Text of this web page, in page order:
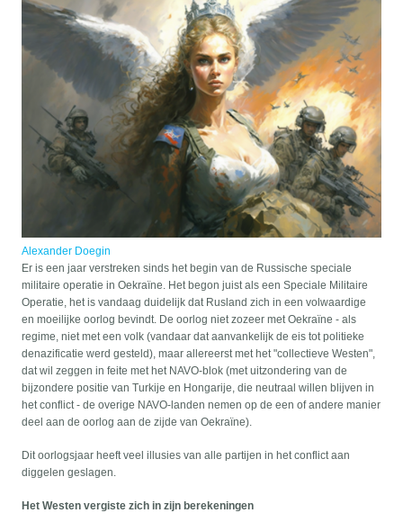
Alexander Doegin
Er is een jaar verstreken sinds het begin van de Russische speciale
militaire operatie in Oekraïne. Het begon juist als een Speciale Militaire
Operatie, het is vandaag duidelijk dat Rusland zich in een volwaardige
en moeilijke oorlog bevindt. De oorlog niet zozeer met Oekraïne - als
regime, niet met een volk (vandaar dat aanvankelijk de eis tot politieke
denazificatie werd gesteld), maar allereerst met het "collectieve Westen",
dat wil zeggen in feite met het NAVO-blok (met uitzondering van de
bijzondere positie van Turkije en Hongarije, die neutraal willen blijven in
het conflict - de overige NAVO-landen nemen op de een of andere manier
deel aan de oorlog aan de zijde van Oekraïne).
Dit oorlogsjaar heeft veel illusies van alle partijen in het conflict aan
diggelen geslagen.
Het Westen vergiste zich in zijn berekeningen